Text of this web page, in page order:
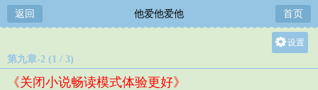
返回 他爱他爱他 首页
设置
第九章-2 (1 / 3)
《关闭小说畅读模式体验更好》